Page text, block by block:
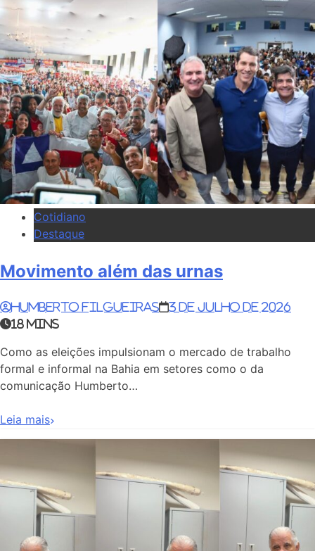
Cotidiano
Destaque
Movimento além das urnas
Humberto Filgueiras
3 de julho de 2026
18 mins
Como as eleições impulsionam o mercado de trabalho
formal e informal na Bahia em setores como o da
comunicação Humberto…
Leia mais